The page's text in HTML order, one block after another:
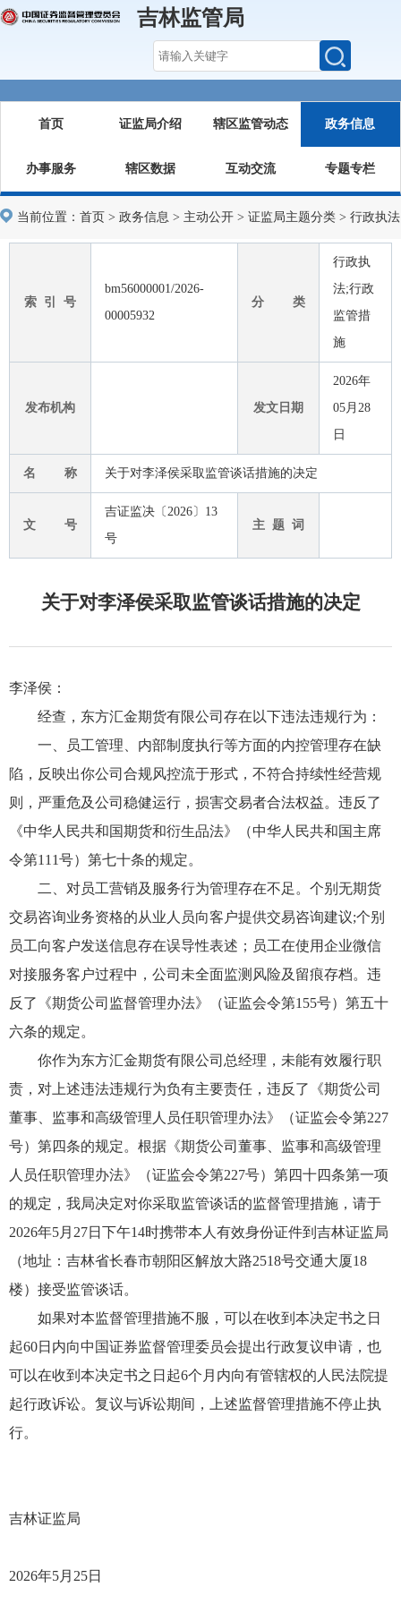
吉林监管局
首页 证监局介绍 辖区监管动态 政务信息
办事服务 辖区数据 互动交流 专题专栏
当前位置： 首页 > 政务信息 > 主动公开 > 证监局主题分类 > 行政执法
索 引 号
bm56000001/2026-
00005932
分 类
行政执
法;行政
监管措
施
发布机构 发文日期
2026年
05月28
日
名 称 关于对李泽侯采取监管谈话措施的决定
文 号
吉证监决〔2026〕13
号
主 题 词
关于对李泽侯采取监管谈话措施的决定
李泽侯：
经查，东方汇金期货有限公司存在以下违法违规行为：
一、员工管理、内部制度执行等方面的内控管理存在缺
陷，反映出你公司合规风控流于形式，不符合持续性经营规
则，严重危及公司稳健运行，损害交易者合法权益。违反了
《中华人民共和国期货和衍生品法》（中华人民共和国主席
令第111号）第七十条的规定。
二、对员工营销及服务行为管理存在不足。个别无期货
交易咨询业务资格的从业人员向客户提供交易咨询建议;个别
员工向客户发送信息存在误导性表述；员工在使用企业微信
对接服务客户过程中，公司未全面监测风险及留痕存档。违
反了《期货公司监督管理办法》（证监会令第155号）第五十
六条的规定。
你作为东方汇金期货有限公司总经理，未能有效履行职
责，对上述违法违规行为负有主要责任，违反了《期货公司
董事、监事和高级管理人员任职管理办法》（证监会令第227
号）第四条的规定。根据《期货公司董事、监事和高级管理
人员任职管理办法》（证监会令第227号）第四十四条第一项
的规定，我局决定对你采取监管谈话的监督管理措施，请于
2026年5月27日下午14时携带本人有效身份证件到吉林证监局
（地址：吉林省长春市朝阳区解放大路2518号交通大厦18
楼）接受监管谈话。
如果对本监督管理措施不服，可以在收到本决定书之日
起60日内向中国证券监督管理委员会提出行政复议申请，也
可以在收到本决定书之日起6个月内向有管辖权的人民法院提
起行政诉讼。复议与诉讼期间，上述监督管理措施不停止执
行。
吉林证监局
2026年5月25日